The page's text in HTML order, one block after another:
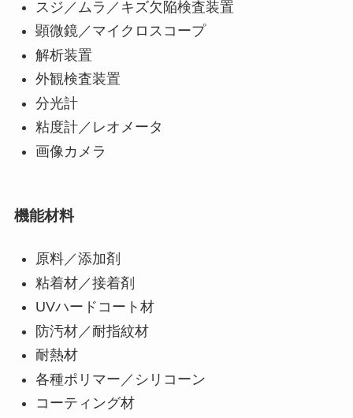
スジ／ムラ／キズ欠陥検査装置
顕微鏡／マイクロスコープ
解析装置
外観検査装置
分光計
粘度計／レオメータ
画像カメラ
機能材料
原料／添加剤
粘着材／接着剤
UVハードコート材
防汚材／耐指紋材
耐熱材
各種ポリマー／シリコーン
コーティング材